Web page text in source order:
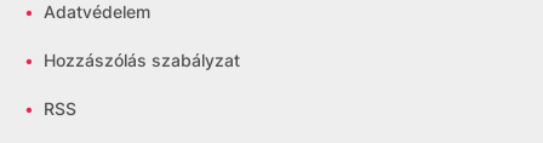
• Adatvédelem
• Hozzászólás szabályzat
• RSS